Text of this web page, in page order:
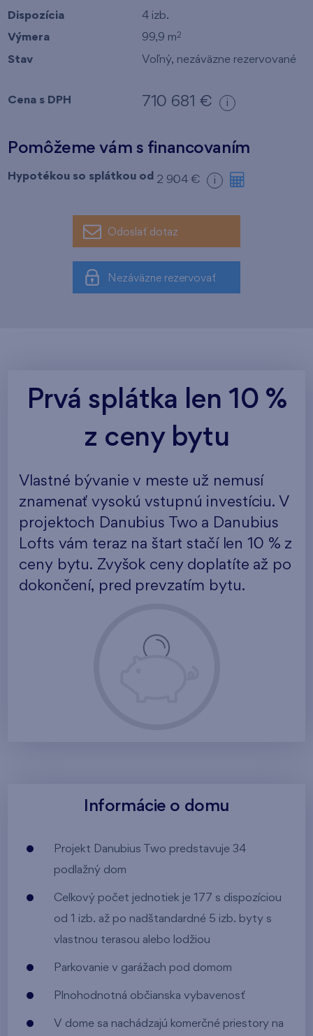
Dispozícia 4 izb.
Výmera 99,9 m2
Stav Voľný, nezáväzne rezervované
Cena s DPH 710 681 € i
Pomôžeme vám s financovaním
Hypotékou so splátkou od 2 904 € i
Odoslať dotaz
Nezáväzne rezervovať
Prvá splátka len 10 %
z ceny bytu
Vlastné bývanie v meste už nemusí
znamenať vysokú vstupnú investíciu. V
projektoch Danubius Two a Danubius
Lofts vám teraz na štart stačí len 10 % z
ceny bytu. Zvyšok ceny doplatíte až po
dokončení, pred prevzatím bytu.
Informácie o domu
Projekt Danubius Two predstavuje 34
podlažný dom
Celkový počet jednotiek je 177 s dispozíciou
od 1 izb. až po nadštandardné 5 izb. byty s
vlastnou terasou alebo lodžiou
Parkovanie v garážach pod domom
Plnohodnotná občianska vybavenosť
V dome sa nachádzajú komerčné priestory na